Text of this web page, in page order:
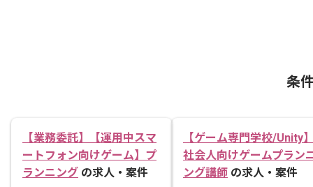
条
【業務委託】【運用中スマ
ートフォン向けゲーム】プ
ランニング の求人・案件
【ゲーム専門学校/Unity
社会人向けゲームプラン
ング講師 の求人・案件